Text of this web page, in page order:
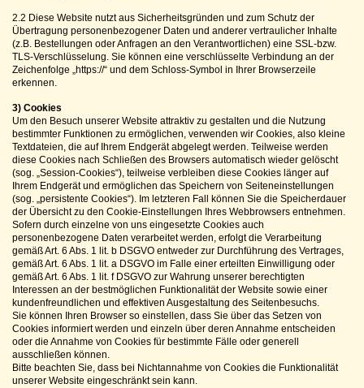
2.2 Diese Website nutzt aus Sicherheitsgründen und zum Schutz der
Übertragung personenbezogener Daten und anderer vertraulicher Inhalte
(z.B. Bestellungen oder Anfragen an den Verantwortlichen) eine SSL-bzw.
TLS-Verschlüsselung. Sie können eine verschlüsselte Verbindung an der
Zeichenfolge „https://“ und dem Schloss-Symbol in Ihrer Browserzeile
erkennen.
3) Cookies
Um den Besuch unserer Website attraktiv zu gestalten und die Nutzung
bestimmter Funktionen zu ermöglichen, verwenden wir Cookies, also kleine
Textdateien, die auf Ihrem Endgerät abgelegt werden. Teilweise werden
diese Cookies nach Schließen des Browsers automatisch wieder gelöscht
(sog. „Session-Cookies“), teilweise verbleiben diese Cookies länger auf
Ihrem Endgerät und ermöglichen das Speichern von Seiteneinstellungen
(sog. „persistente Cookies“). Im letzteren Fall können Sie die Speicherdauer
der Übersicht zu den Cookie-Einstellungen Ihres Webbrowsers entnehmen.
Sofern durch einzelne von uns eingesetzte Cookies auch
personenbezogene Daten verarbeitet werden, erfolgt die Verarbeitung
gemäß Art. 6 Abs. 1 lit. b DSGVO entweder zur Durchführung des Vertrages,
gemäß Art. 6 Abs. 1 lit. a DSGVO im Falle einer erteilten Einwilligung oder
gemäß Art. 6 Abs. 1 lit. f DSGVO zur Wahrung unserer berechtigten
Interessen an der bestmöglichen Funktionalität der Website sowie einer
kundenfreundlichen und effektiven Ausgestaltung des Seitenbesuchs.
Sie können Ihren Browser so einstellen, dass Sie über das Setzen von
Cookies informiert werden und einzeln über deren Annahme entscheiden
oder die Annahme von Cookies für bestimmte Fälle oder generell
ausschließen können.
Bitte beachten Sie, dass bei Nichtannahme von Cookies die Funktionalität
unserer Website eingeschränkt sein kann.